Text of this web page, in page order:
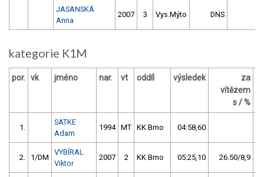
JASANSKÁ
Anna
2007 3 Vys.Mýto DNS
kategorie K1M
por. vk jméno nar. vt oddíl výsledek
za
vítězem
s / %
1.
SATKE
Adam
1994 MT KK Brno 04:58,60
2. 1/DM
VYBÍRAL
Viktor
2007 2 KK Brno 05:25,10 26.50/8,9